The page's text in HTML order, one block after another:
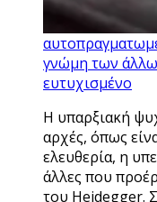
γνώμη των
ευτυχισμένο
Η υπαρξιακή
αρχές, όπως
ελευθερία, η
άλλες που
του Heidegger.